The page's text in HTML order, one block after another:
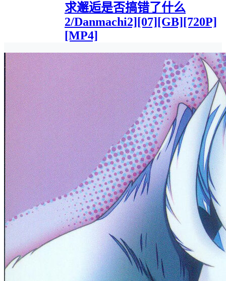
求邂逅是否搞错了什么
2/Danmachi2][07][GB][720P]
[MP4]